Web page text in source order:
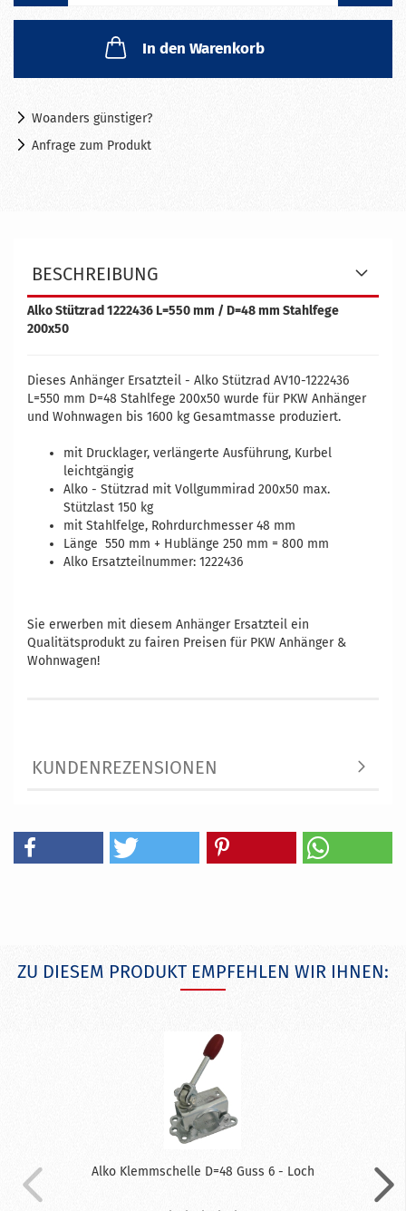
In den Warenkorb
Woanders günstiger?
Anfrage zum Produkt
BESCHREIBUNG
Alko Stützrad 1222436 L=550 mm / D=48 mm Stahlfege
200x50
Dieses Anhänger Ersatzteil - Alko Stützrad AV10-1222436
L=550 mm D=48 Stahlfege 200x50 wurde für PKW Anhänger
und Wohnwagen bis 1600 kg Gesamtmasse produziert.
mit Drucklager, verlängerte Ausführung, Kurbel
leichtgängig
Alko - Stützrad mit Vollgummirad 200x50 max.
Stützlast 150 kg
mit Stahlfelge, Rohrdurchmesser 48 mm
Länge 550 mm + Hublänge 250 mm = 800 mm
Alko Ersatzteilnummer: 1222436
Sie erwerben mit diesem Anhänger Ersatzteil ein
Qualitätsprodukt zu fairen Preisen für PKW Anhänger &
Wohnwagen!
KUNDENREZENSIONEN
ZU DIESEM PRODUKT EMPFEHLEN WIR IHNEN:
Alko Klemmschelle D=48 Guss 6 - Loch